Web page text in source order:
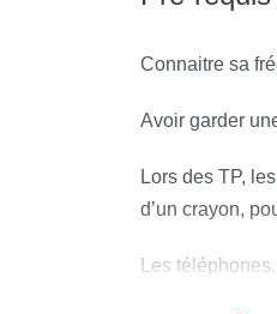
Connaitre sa
Avoir garder
Lors des TP,
d’un crayon,
Les